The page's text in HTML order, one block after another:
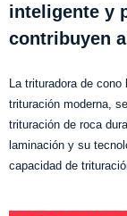
inteligente y
contribuyen
La trituradora de
trituración moderna,
trituración de roca
laminación y su
capacidad de